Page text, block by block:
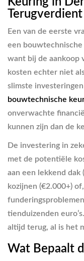
Terugverdient
Een van de eerste
een bouwtechnische
want bij de aankoop
kosten echter niet
slimste
bouwtechnische
onverwachte
kunnen zijn dan de
De investering in
met de potentiële
aan een lekkend dak
kozijnen (€2.000+)
tienduizenden
altijd terug, al is het
Wat Bepaalt